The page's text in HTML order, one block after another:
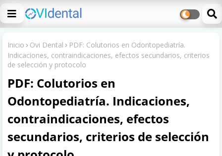
Inicio Ovi Dental
PDF: Colutorios en Odontopediatría.
Indicaciones, contraindicaciones, efectos secundarios, criterios
de selección y protocolo
PDF: Colutorios en
Odontopediatría. Indicaciones,
contraindicaciones, efectos
secundarios, criterios de selección